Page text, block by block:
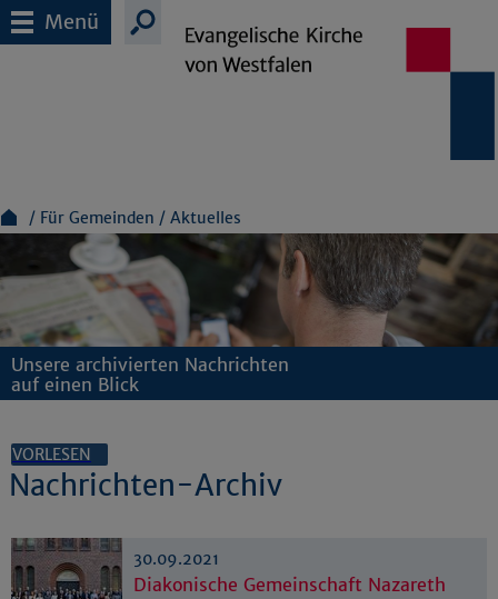
Menü
Für Gemeinden Aktuelles
Unsere archivierten Nachrichten
auf einen Blick
VORLESEN
Nachrichten-Archiv
30.09.2021
Diakonische Gemeinschaft Nazareth